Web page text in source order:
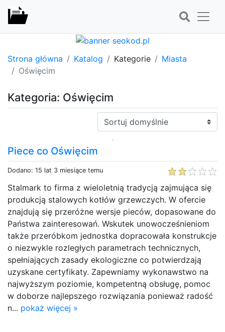
Strona główna Katalog Kategorie
Miasta
Oświęcim
Kategoria: Oświęcim
Sortuj:
Piece co Oświęcim
Dodano: 15 lat 3 miesiące temu
Stalmark to firma z wieloletnią tradycją zajmująca się
produkcją stalowych kotłów grzewczych. W ofercie
znajdują się przeróżne wersje pieców, dopasowane do
Państwa zainteresowań. Wskutek unowocześnieniom
także przeróbkom jednostka dopracowała konstrukcje
o niezwykle rozległych parametrach technicznych,
spełniających zasady ekologiczne co potwierdzają
uzyskane certyfikaty. Zapewniamy wykonawstwo na
najwyższym poziomie, kompetentną obsługę, pomoc
w doborze najlepszego rozwiązania ponieważ radość
n... pokaż więcej »